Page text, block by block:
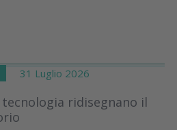
31 Luglio 2026
ridisegnano il